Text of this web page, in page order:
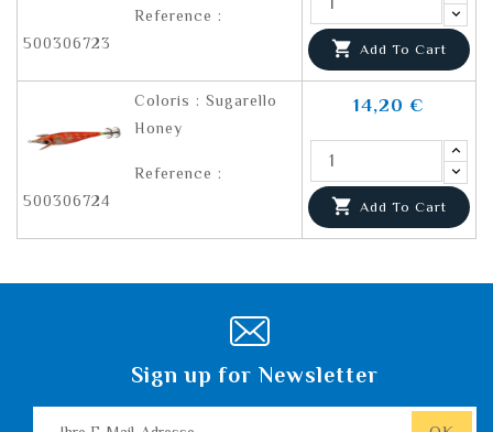
Reference :
500306723
 Add To Cart
Coloris : Sugarello
Honey
Reference :
500306724
14,20 €
 Add To Cart
Sign up for Newsletter